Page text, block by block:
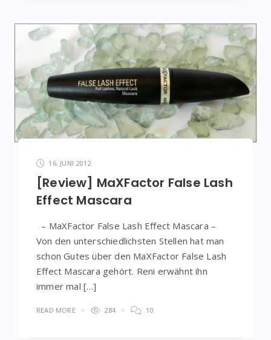
16. JUNI 2012
[Review] MaXFactor False Lash
Effect Mascara
– MaXFactor False Lash Effect Mascara –
Von den unterschiedlichsten Stellen hat man
schon Gutes über den MaXFactor False Lash
Effect Mascara gehört. Reni erwähnt ihn
immer mal […]
READ MORE 284 10